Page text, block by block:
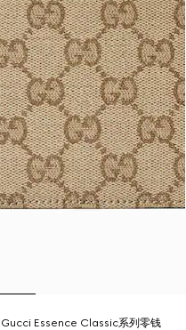
Gucci Essence Classic系列零钱